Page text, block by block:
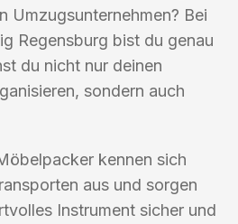
Umzugsunternehmen? Bei
Regensburg bist du genau
du nicht nur deinen
sondern auch
kennen sich
aus und sorgen
Instrument sicher und